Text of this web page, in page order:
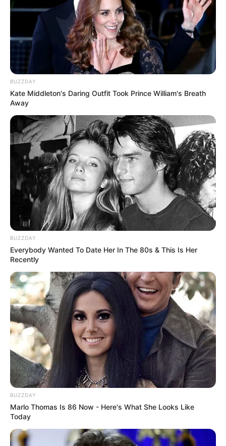
Cultura Mix
Joia de Casa
BUZZDAY
Kate Middleton's Daring Outfit Took Prince William's Breath
Away
BUZZDAY
Everybody Wanted To Date Her In The 80s & This Is Her
Recently
BUZZDAY
Marlo Thomas Is 86 Now - Here's What She Looks Like
Today